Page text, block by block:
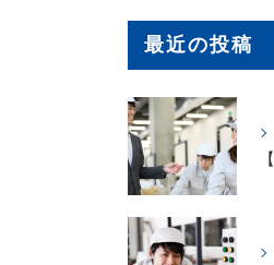
最近の投稿